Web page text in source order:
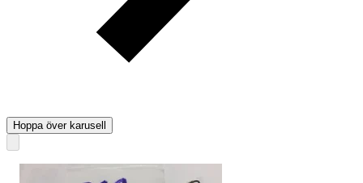
Hoppa över karusell